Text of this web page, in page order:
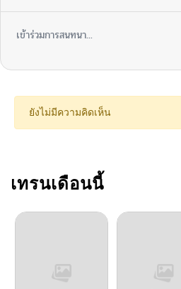
เข้าร่วมการสนทนา...
ยังไม่มีความคิดเห็น
เทรนเดือนนี้